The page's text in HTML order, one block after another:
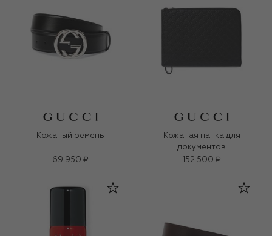
Кожаный ремень
69 950 ₽
Кожаная папка для
документов
152 500 ₽